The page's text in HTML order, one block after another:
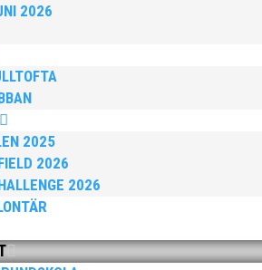
2026
2025
2026
2026
samlades för fest gick en av
fanns ordförande Fredrik Wennolf
bjuder så var vi ett helt gäng löpare